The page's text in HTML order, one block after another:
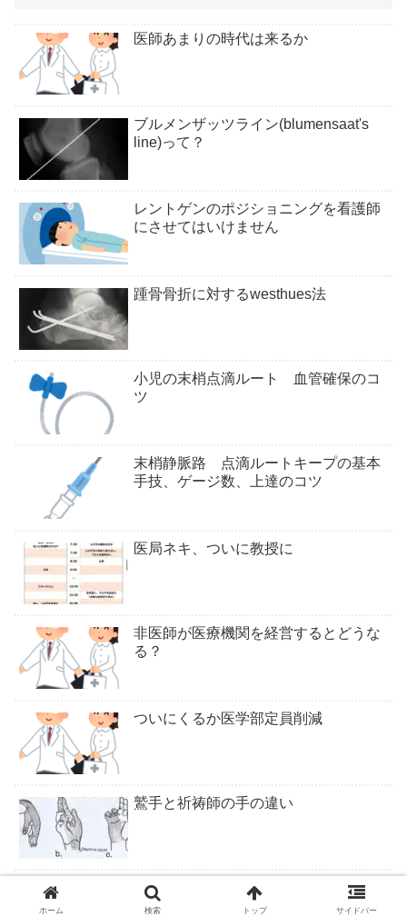
医師あまりの時代は来るか
ブルメンザッツライン(blumensaat's
line)って？
レントゲンのポジショニングを看護師
にさせてはいけません
踵骨骨折に対するwesthues法
小児の末梢点滴ルート 血管確保のコ
ツ
末梢静脈路 点滴ルートキープの基本
手技、ゲージ数、上達のコツ
医局ネキ、ついに教授に
非医師が医療機関を経営するとどうな
る？
ついにくるか医学部定員削減
鷲手と祈祷師の手の違い
ロキソニンテープは腰痛症に適応なし
ホーム 検索 トップ サイドバー